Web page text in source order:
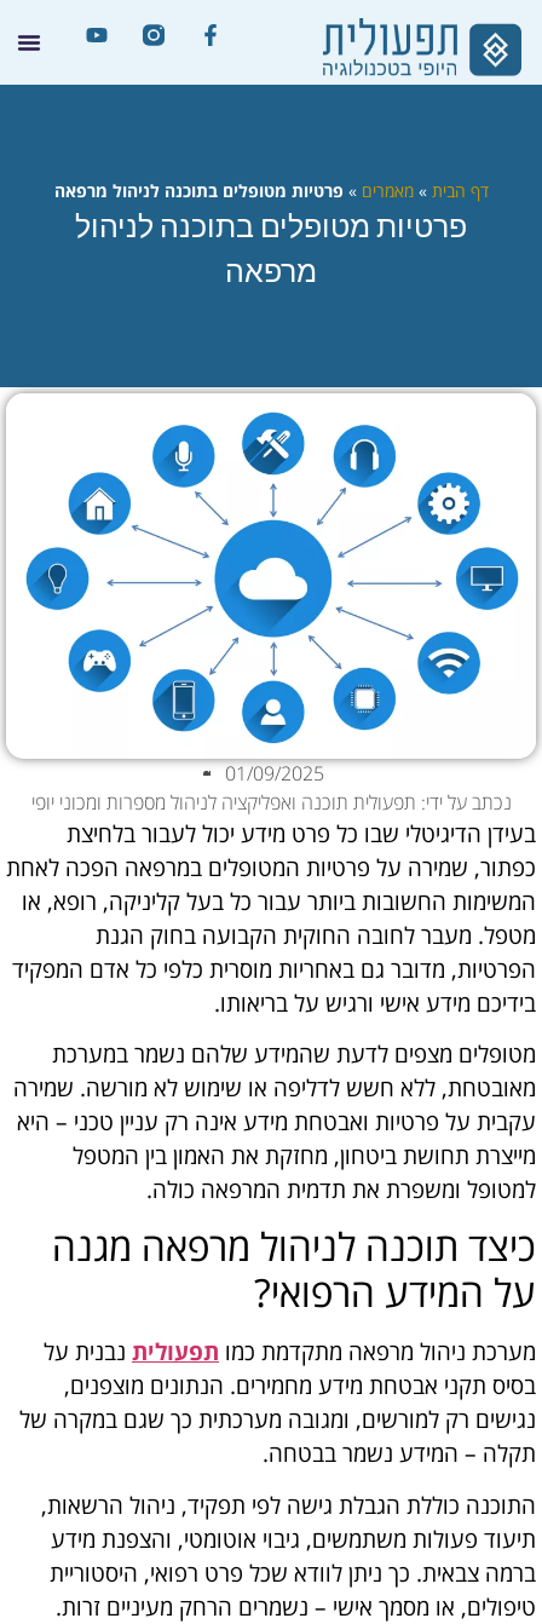
דף הבית »מאמרים » פרטיות מטופלים בתוכנה לניהול מרפאה
פרטיות מטופלים בתוכנה לניהול
מרפאה
01/09/2025
נכתב על ידי: תפעולית תוכנה ואפליקציה לניהול מספרות ומכוני יופי
בעידן הדיגיטלי שבו כל פרט מידע יכול לעבור בלחיצת
כפתור, שמירה על פרטיות המטופלים במרפאה הפכה לאחת
המשימות החשובות ביותר עבור כל בעל קליניקה, רופא, או
מטפל. מעבר לחובה החוקית הקבועה בחוק הגנת
הפרטיות, מדובר גם באחריות מוסרית כלפי כל אדם המפקיד
בידיכם מידע אישי ורגיש על בריאותו.
מטופלים מצפים לדעת שהמידע שלהם נשמר במערכת
מאובטחת, ללא חשש לדליפה או שימוש לא מורשה. שמירה
עקבית על פרטיות ואבטחת מידע אינה רק עניין טכני – היא
מייצרת תחושת ביטחון, מחזקת את האמון בין המטפל
למטופל ומשפרת את תדמית המרפאה כולה.
כיצד תוכנה לניהול מרפאה מגנה
על המידע הרפואי?
מערכת ניהול מרפאה מתקדמת כמו תפעולית נבנית על
בסיס תקני אבטחת מידע מחמירים. הנתונים מוצפנים,
נגישים רק למורשים, ומגובה מערכתית כך שגם במקרה של
תקלה – המידע נשמר בבטחה.
התוכנה כוללת הגבלת גישה לפי תפקיד, ניהול הרשאות,
תיעוד פעולות משתמשים, גיבוי אוטומטי, והצפנת מידע
ברמה צבאית. כך ניתן לוודא שכל פרט רפואי, היסטוריית
טיפולים, או מסמך אישי – נשמרים הרחק מעיניים זרות.